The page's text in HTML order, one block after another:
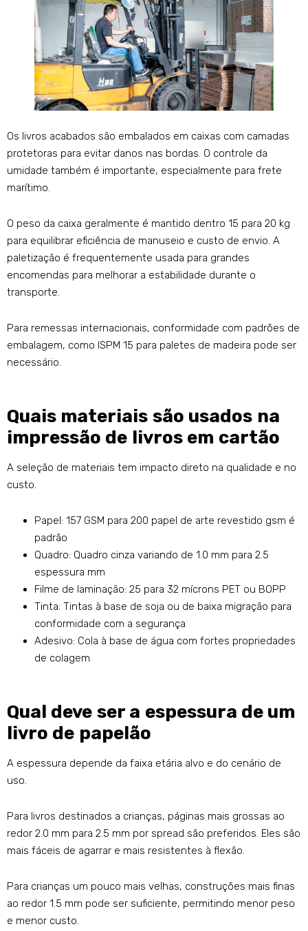
Os livros acabados são embalados em caixas com camadas
protetoras para evitar danos nas bordas. O controle da
umidade também é importante, especialmente para frete
marítimo.
O peso da caixa geralmente é mantido dentro 15 para 20 kg
para equilibrar eficiência de manuseio e custo de envio. A
paletização é frequentemente usada para grandes
encomendas para melhorar a estabilidade durante o
transporte.
Para remessas internacionais, conformidade com padrões de
embalagem, como ISPM 15 para paletes de madeira pode ser
necessário.
Quais materiais são usados ​​na
impressão de livros em cartão
A seleção de materiais tem impacto direto na qualidade e no
custo.
Papel: 157 GSM para 200 papel de arte revestido gsm é
padrão
Quadro: Quadro cinza variando de 1.0 mm para 2.5
espessura mm
Filme de laminação: 25 para 32 mícrons PET ou BOPP
Tinta: Tintas à base de soja ou de baixa migração para
conformidade com a segurança
Adesivo: Cola à base de água com fortes propriedades
de colagem
Qual deve ser a espessura de um
livro de papelão
A espessura depende da faixa etária alvo e do cenário de
uso.
Para livros destinados a crianças, páginas mais grossas ao
redor 2.0 mm para 2.5 mm por spread são preferidos. Eles são
mais fáceis de agarrar e mais resistentes à flexão.
Para crianças um pouco mais velhas, construções mais finas
ao redor 1.5 mm pode ser suficiente, permitindo menor peso
e menor custo.